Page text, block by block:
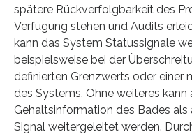
spätere Rückverfolgbarkeit des
Verfügung stehen und Audits
kann das System Statussignale
beispielsweise bei der
definierten Grenzwerts oder einer
des Systems. Ohne weiteres kann
Gehaltsinformation des Bades
Signal weitergeleitet werden.